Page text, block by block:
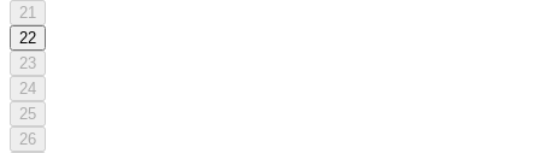
21
22
23
24
25
26